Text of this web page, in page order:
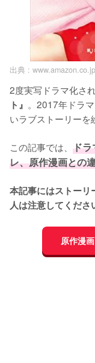
出典 : www.amazon.co.jp
2度実写ドラマ化さ
ト』 。2017年ドラ
いラブストーリーを
この記事では、 ドラ
レ、原作漫画との
本記事にはストーリ
人は注意してくださ
原作漫